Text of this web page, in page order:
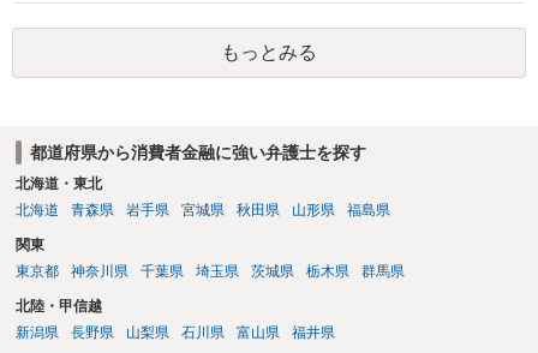
援用という方法も取れる可能性があるため、御主人に法律事務所に相
談にいくように説得されてはどうでしょうか。相談者様が一緒だと話
せない事情もあるかもしれないのでおひとりで行ってもらうほうがい
いかもしれません。 配偶者の債務がある状態で配偶者が亡くなると債
て相談にいくようにお話してみてはどうでしょうか。
もっとみる
都道府県から消費者金融に強い弁護士を探す
北海道・東北
北海道
青森県 岩手県 宮城県 秋田県 山形県 福島県
関東
東京都
神奈川県 千葉県 埼玉県 茨城県 栃木県 群馬県
北陸・甲信越
新潟県
長野県 山梨県 石川県 富山県 福井県